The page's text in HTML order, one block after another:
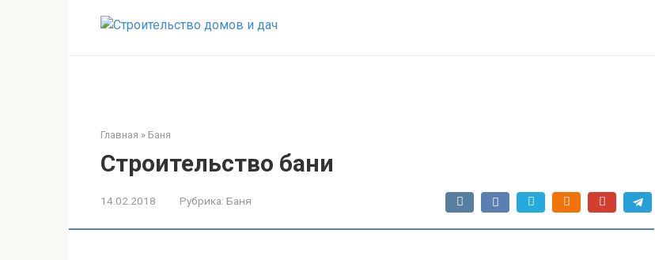
Главная » Баня
Строительство бани
14.02.2018 Рубрика: Баня